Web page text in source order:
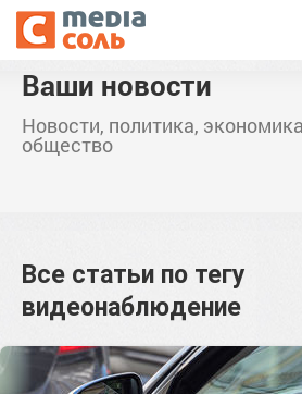
Ваши новости
Новости, политика,
общество
Все статьи по тегу
видеонаблюдение